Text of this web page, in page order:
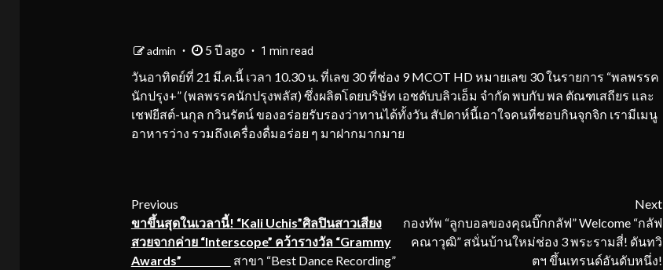
admin 5 ปี ago 1 min read
วันอาทิตย์ที่ 21 มี.ค.นี้ เวลา 10.30 น. ที่เลข 30 ที่ช่อง 9 MCOT HD หมายเลข 30 ในรายการ “พลพรรค
นักปรุง+” (พลพรรคนักปรุงพลัส) ซึ่งผลิตโดยบริษัท เอชดับบลิวเอ็ม จำกัด พบกับ พล ตัณฑเสถียร และ
เชฟยีสต์-นกุล กวินรัตน์ ของอร่อยรับรองว่าทานได้ทั้งวัน สัปดาห์นี้เอาใจคนที่ชอบกินจุกจิก เรามีเมนู
อาหารว่าง รวมถึงเครื่องดื่มอร่อย ๆ มาฝากมากมาย
Continue
Reading
Previous
ขาขึ้นสุดในเวลานี้! “Kali Uchis”ศิลปินสาวเสียง
สวยจากค่าย “Interscope” คว้ารางวัล “Grammy
Awards”
สาขา “Best Dance Recording”
Next
กองทัพ “ลูกบอลของคุณบิ๊กกลัฟ” Welcome “กลัฟ
คณาวุฒิ” สนั่นบ้านใหม่ช่อง 3 พระรามสี่! ดันทวิ
ตฯ ขึ้นเทรนด์อันดับหนึ่ง!